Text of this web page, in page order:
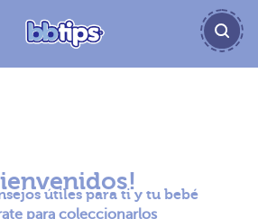
útiles para ti y tu bebé
para coleccionarlos